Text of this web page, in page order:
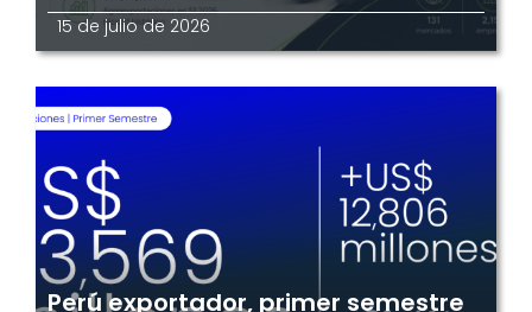
15 de julio de 2026
Perú exportador, primer semestre